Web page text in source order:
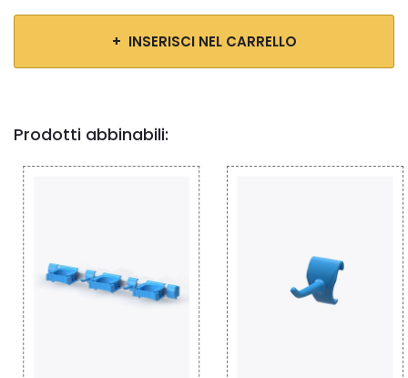
+ INSERISCI NEL CARRELLO
Prodotti abbinabili: